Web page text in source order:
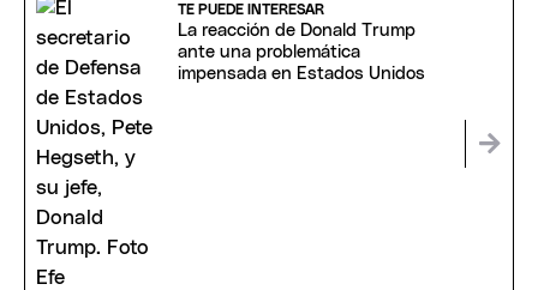
TE PUEDE INTERESAR
La reacción de Donald Trump
ante una problemática
impensada en Estados Unidos